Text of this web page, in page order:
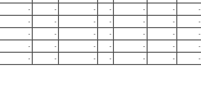
- - - - - -
-
- - - - - -
-
- - - - - -
-
- - - - - -
-
- - - - - - -